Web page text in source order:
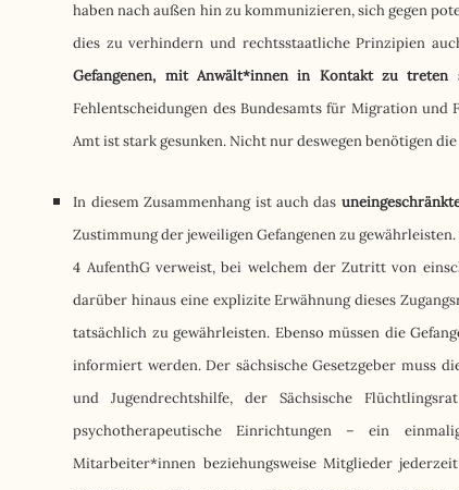
haben nach außen hin zu kommunizieren, sich gegen
dies zu verhindern und rechtsstaatliche Prinzipien
Gefangenen, mit Anwält*innen in Kontakt zu treten
Fehlentscheidungen des Bundesamts für Migration
Amt ist stark gesunken. Nicht nur deswegen benötigen
In diesem Zusammenhang ist auch das
Zustimmung der jeweiligen Gefangenen zu
4 AufenthG verweist, bei welchem der Zutritt von
darüber hinaus eine explizite Erwähnung dieses
tatsächlich zu gewährleisten. Ebenso müssen die
informiert werden. Der sächsische Gesetzgeber muss
und Jugendrechtshilfe, der Sächsische
psychotherapeutische Einrichtungen – ein
Mitarbeiter*innen beziehungsweise Mitglieder